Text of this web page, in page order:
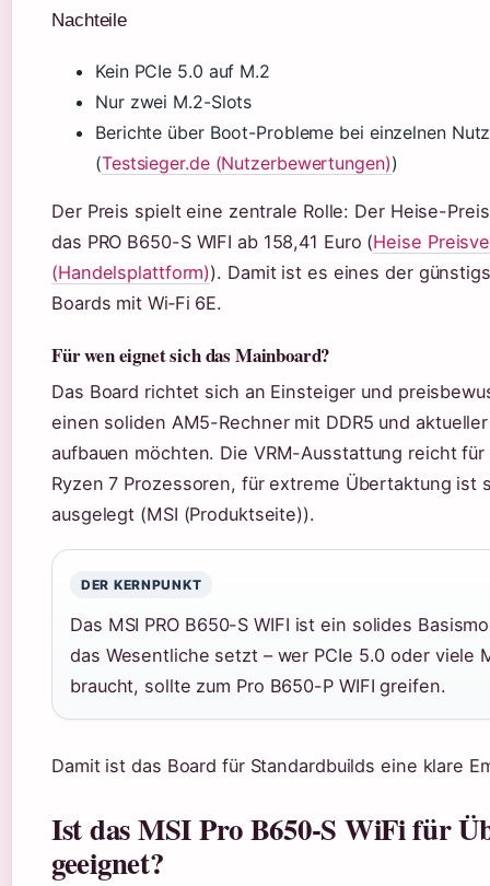
Nachteile
Kein PCIe 5.0 auf M.2
Nur zwei M.2-Slots
Berichte über Boot-Probleme bei einzelnen
(Testsieger.de (Nutzerbewertungen))
Der Preis spielt eine zentrale Rolle: Der Heise-
das PRO B650-S WIFI ab 158,41 Euro (Heise
(Handelsplattform)). Damit ist es eines der
Boards mit Wi‑Fi 6E.
Für wen eignet sich das Mainboard?
Das Board richtet sich an Einsteiger und
einen soliden AM5-Rechner mit DDR5 und
aufbauen möchten. Die VRM-Ausstattung reicht für
Ryzen 7 Prozessoren, für extreme Übertaktung ist
ausgelegt (MSI (Produktseite)).
DER KERNPUNKT
Das MSI PRO B650-S WIFI ist ein solides
das Wesentliche setzt – wer PCIe 5.0 oder viele
braucht, sollte zum Pro B650-P WIFI greifen.
Damit ist das Board für Standardbuilds eine klare
Ist das MSI Pro B650-S WiFi für
geeignet?